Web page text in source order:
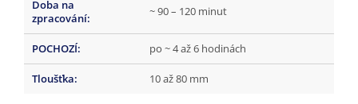
Doba na
zpracování: ~ 90 – 120 minut
POCHOZÍ: po ~ 4 až 6 hodinách
Tloušťka: 10 až 80 mm